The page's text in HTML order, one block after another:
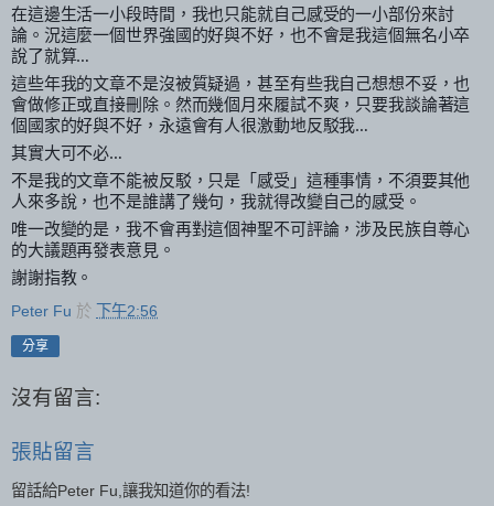
在這邊生活一小段時間，我也只能就自己感受的一小部份來討
論。況這麼一個世界強國的好與不好，也不會是我這個無名小卒
說了就算…
這些年我的文章不是沒被質疑過，甚至有些我自己想想不妥，也
會做修正或直接刪除。然而幾個月來履試不爽，只要我談論著這
個國家的好與不好，永遠會有人很激動地反駁我…
其實大可不必…
不是我的文章不能被反駁，只是「感受」這種事情，不須要其他
人來多說，也不是誰講了幾句，我就得改變自己的感受。
唯一改變的是，我不會再對這個神聖不可評論，涉及民族自尊心
的大議題再發表意見。
謝謝指教。
Peter Fu 於 下午2:56
分享
沒有留言:
張貼留言
留話給Peter Fu,讓我知道你的看法!